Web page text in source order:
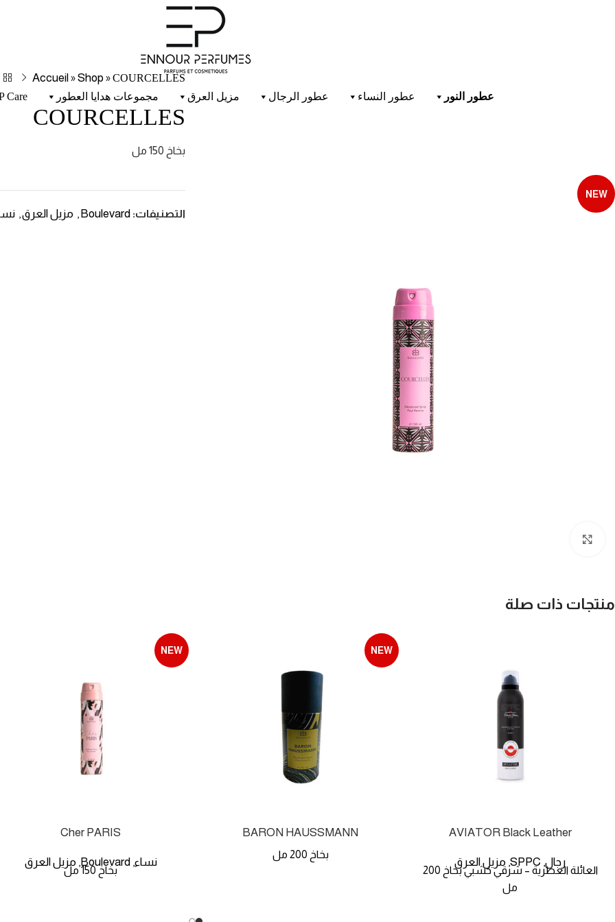
عطور النور عطور النساء عطور الرجال مزيل العرق مجموعات هدايا العطور Care
NEW
Accueil »Shop»COURCELLES
COURCELLES
بخاخ 150 مل
التصنيفات: Boulevard
, مزيل العرق,
منتجات ذات صلة
AVIATOR Black Leather
رجال,
SPPC
, مزيل العرق
العائلة العطرية – شرقي خشبي بخاخ 200
مل
NEW
BARON HAUSSMANN
بخاخ 200 مل
NEW
Cher PARIS
نساء,
Boulevard
, مزيل العرق
بخاخ 150 مل